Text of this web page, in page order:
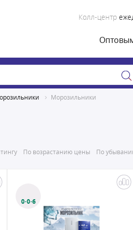
Колл-центр
Морозильники
По возрастанию цены По
0·0·6